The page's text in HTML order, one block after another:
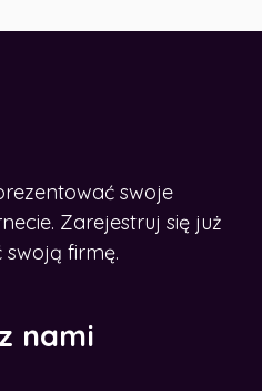
swoje
Zarejestruj się już
firmę.
nami